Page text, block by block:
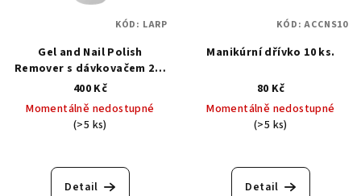
Gel and Nail Polish
Remover s dávkovačem 200
ml. - Odstraňovač laku a
gellaku s dávkovačem
400 Kč
Momentálně nedostupné
(>5 ks)
hodnocení
produktu
Detail
KÓD: LARP
Manikúrní dřívko 10 ks.
80 Kč
Momentálně nedostupné
(>5 ks)
Detail
KÓD:ACCNS10